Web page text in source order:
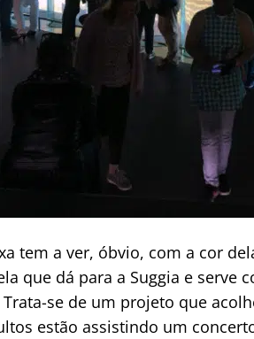
tem a ver, óbvio, com a cor
que dá para a Suggia e serve
Trata-se de um projeto que
estão assistindo um